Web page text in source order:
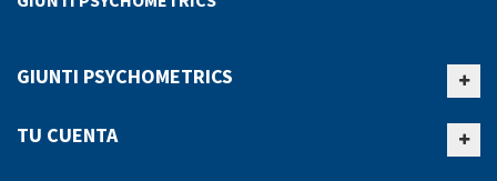
GIUNTI PSYCHOMETRICS
TU CUENTA